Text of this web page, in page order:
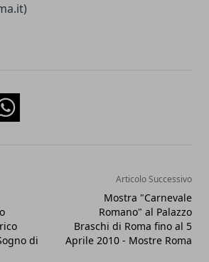
di
Articolo Successivo
Mostra "Carnevale
Romano" al Palazzo
Braschi di Roma fino al 5
Aprile 2010 - Mostre Roma